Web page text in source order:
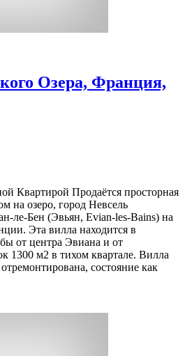
Озера, Франция,
Квартирой Продаётся просторная
на озеро, город Невсель
ле-Бен (Эвьян, Evian-les-Bains) на
Эта вилла находится в
от центра Эвиана и от
1300 м2 в тихом квартале. Вилла
состояние как